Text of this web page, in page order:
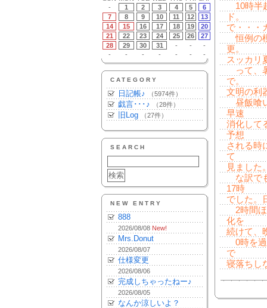
-
1 2 3 4 5
6
7
8 9 10 11 12
13
14
15 16 17 18 19
20
21
22 23 24 25 26
27
28
29 30 31 - -
-
-
- - - - - -
CATEGORY
日記帳♪ （5974件）
戯言･･･♪ （28件）
旧Log （27件）
SEARCH
NEW ENTRY
888
2026/08/08 New!
Mrs.Donut
2026/08/07
仕様変更
2026/08/06
完成しちゃったねー♪
2026/08/05
なんか涼しいよ？
10時半
ド。
で・・・
恒例の
更。
スッカリ
って、
で。
文明の利
昼飯喰
早速
消化して
予想
される時
て
見ました
な訳で
17時
でした。
2時間ほ
化を
続けて、
0時を過
で
寝落ちし